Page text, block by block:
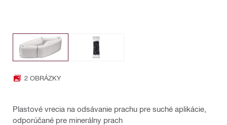
2 OBRÁZKY
Plastové vrecia na odsávanie prachu pre suché aplikácie,
odporúčané pre minerálny prach